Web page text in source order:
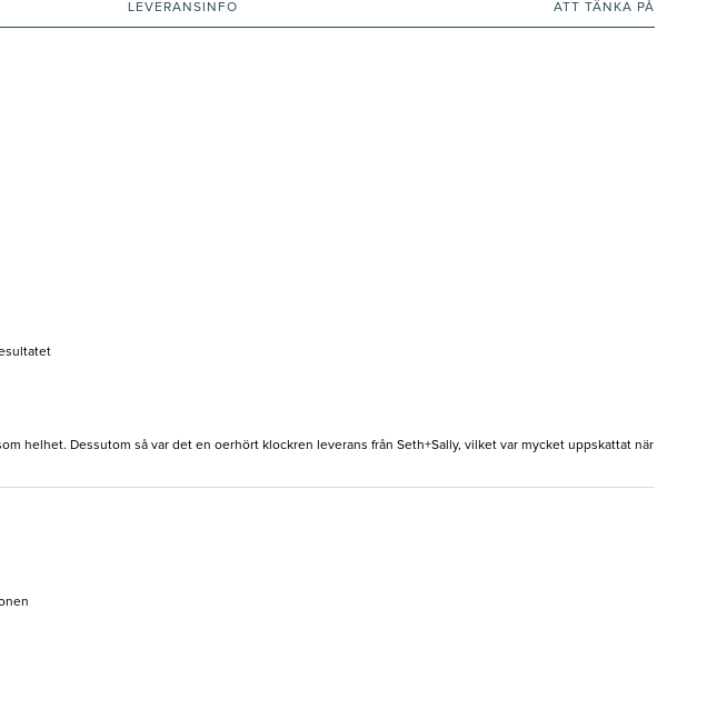
LEVERANSINFO ATT TÄNKA PÅ
helhet. Dessutom så var det en oerhört klockren leverans från Seth+Sally, vilket var mycket uppskattat när